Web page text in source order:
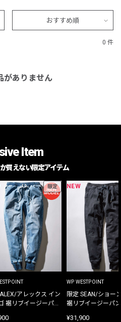
おすすめ順
0 件
がありません
Item
買えない限定アイテム
限定
アレックス イン
裾リブイージーパン
NEW
WP WESTPOINT
限定 SEAN/ショー
裾リブイージーパ
¥31,900